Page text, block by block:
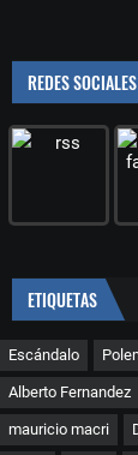
REDES SOCIALES
ETIQUETAS
Escándalo
Alberto Fernandez
mauricio macri